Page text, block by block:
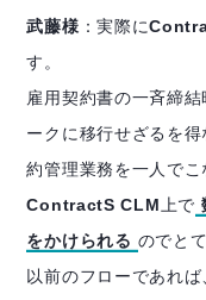
武藤様 ：実際に
す。
雇用契約書の一斉締
ークに移行せざるを
約管理業務を一人でこ
ContractS CLM 上で
をかけられる のでと
以前のフローであれ